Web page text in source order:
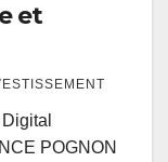
et
POGNON